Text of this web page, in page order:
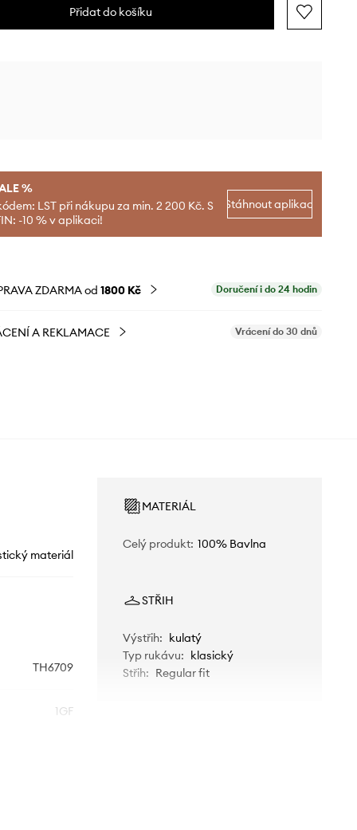
Přidat do košíku
%
LST při nákupu za min. 2 200 Kč. S
-10 % v aplikaci!
Stáhnout aplikaci
ZDARMA od 1800 Kč Doručení i do 24 hodin
A REKLAMACE Vrácení do 30 dnů
materiál
TH6709
1GF
MATERIÁL
Celý produkt: 100% Bavlna
STŘIH
Výstřih: kulatý
Typ rukávu: klasický
Střih: Regular fit